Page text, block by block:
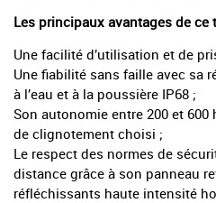
Les principaux avantages de
Une facilité d’utilisation et de
Une fiabilité sans faille avec sa
à l’eau et à la poussière IP68 ;
Son autonomie entre 200 et
de clignotement choisi ;
Le respect des normes de
distance grâce à son panneau
réfléchissants haute intensité